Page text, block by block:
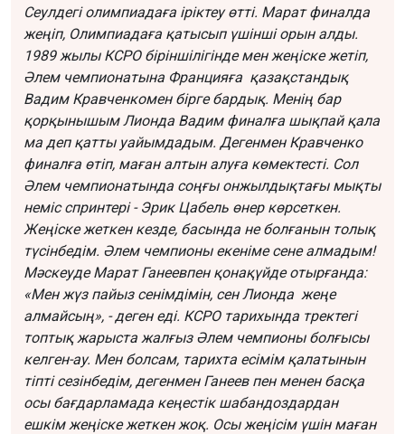
Сеулдегі олимпиадаға іріктеу өтті. Марат финалда
жеңіп, Олимпиадаға қатысып үшінші орын алды.
1989 жылы КСРО біріншілігінде мен жеңіске жетіп,
Әлем чемпионатына Францияға қазақстандық
Вадим Кравченкомен бірге бардық. Менің бар
қорқынышым Лионда Вадим финалға шықпай қала
ма деп қатты уайымдадым. Дегенмен Кравченко
финалға өтіп, маған алтын алуға көмектесті. Сол
Әлем чемпионатында соңғы онжылдықтағы мықты
неміс спринтері - Эрик Цабель өнер көрсеткен.
Жеңіске жеткен кезде, басында не болғанын толық
түсінбедім. Әлем чемпионы екеніме сене алмадым!
Мәскеуде Марат Ганеевпен қонақүйде отырғанда:
«Мен жүз пайыз сенімдімін, сен Лионда жеңе
алмайсың», - деген еді. КСРО тарихында тректегі
топтық жарыста жалғыз Әлем чемпионы болғысы
келген-ау. Мен болсам, тарихта есімім қалатынын
тіпті сезінбедім, дегенмен Ганеев пен менен басқа
осы бағдарламада кеңестік шабандоздардан
ешкім жеңіске жеткен жоқ. Осы жеңісім үшін маған